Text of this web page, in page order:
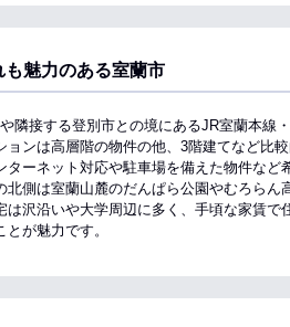
魅力のある室蘭市
隣接する登別市との境にあるJR室蘭本線
ンは高層階の物件の他、3階建てなど比
ーネット対応や駐車場を備えた物件など
側は室蘭山麓のだんぱら公園やむろらん
沢沿いや大学周辺に多く、手頃な家賃で
が魅力です。